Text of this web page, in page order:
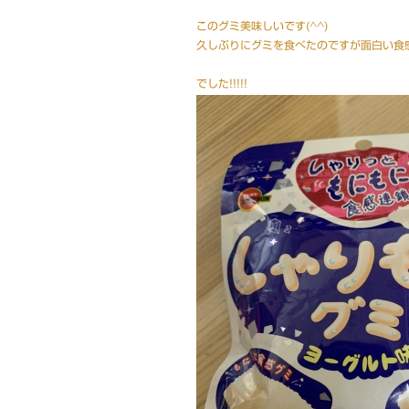
このグミ美味しいです(^^)
久しぶりにグミを食べたのですが面白い食
でした!!!!!